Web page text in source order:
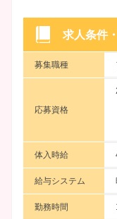
求人条件
募集職種
応募資格
体入時給
給与システム
勤務時間